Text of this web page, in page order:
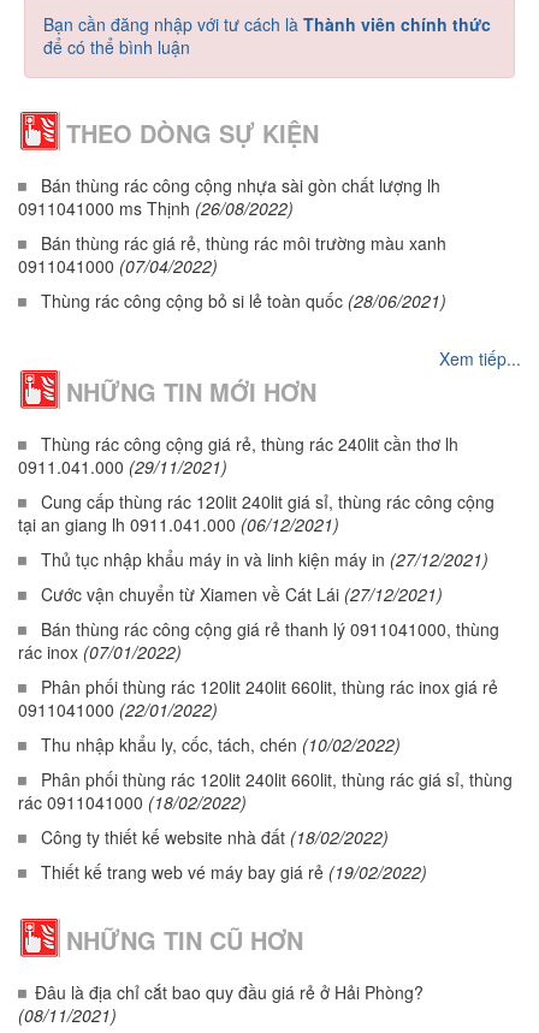
Bạn cần đăng nhập với tư cách là Thành viên chính thức
để có thể bình luận
THEO DÒNG SỰ KIỆN
Bán thùng rác công cộng nhựa sài gòn chất lượng lh
0911041000 ms Thịnh (26/08/2022)
Bán thùng rác giá rẻ, thùng rác môi trường màu xanh
0911041000 (07/04/2022)
Thùng rác công cộng bỏ si lẻ toàn quốc (28/06/2021)
Xem tiếp...
NHỮNG TIN MỚI HƠN
Thùng rác công cộng giá rẻ, thùng rác 240lit cần thơ lh
0911.041.000 (29/11/2021)
Cung cấp thùng rác 120lit 240lit giá sỉ, thùng rác công cộng
tại an giang lh 0911.041.000 (06/12/2021)
Thủ tục nhập khẩu máy in và linh kiện máy in (27/12/2021)
Cước vận chuyển từ Xiamen về Cát Lái (27/12/2021)
Bán thùng rác công cộng giá rẻ thanh lý 0911041000, thùng
rác inox (07/01/2022)
Phân phối thùng rác 120lit 240lit 660lit, thùng rác inox giá rẻ
0911041000 (22/01/2022)
Thu nhập khẩu ly, cốc, tách, chén (10/02/2022)
Phân phối thùng rác 120lit 240lit 660lit, thùng rác giá sỉ, thùng
rác 0911041000 (18/02/2022)
Công ty thiết kế website nhà đất (18/02/2022)
Thiết kế trang web vé máy bay giá rẻ (19/02/2022)
NHỮNG TIN CŨ HƠN
Đâu là địa chỉ cắt bao quy đầu giá rẻ ở Hải Phòng?
(08/11/2021)